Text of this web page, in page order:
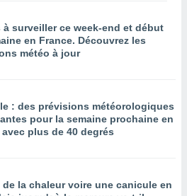
à surveiller ce week-end et début
en France. Découvrez les
météo à jour
: des prévisions météorologiques
pour la semaine prochaine en
avec plus de 40 degrés
de la chaleur voire une canicule en